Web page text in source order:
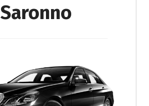
Saronno